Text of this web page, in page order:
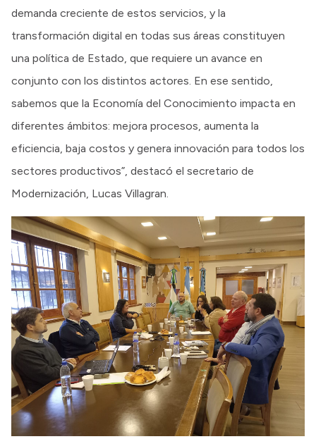
demanda creciente de estos servicios, y la
transformación digital en todas sus áreas constituyen
una política de Estado, que requiere un avance en
conjunto con los distintos actores. En ese sentido,
sabemos que la Economía del Conocimiento impacta en
diferentes ámbitos: mejora procesos, aumenta la
eficiencia, baja costos y genera innovación para todos los
sectores productivos”, destacó el secretario de
Modernización, Lucas Villagran.